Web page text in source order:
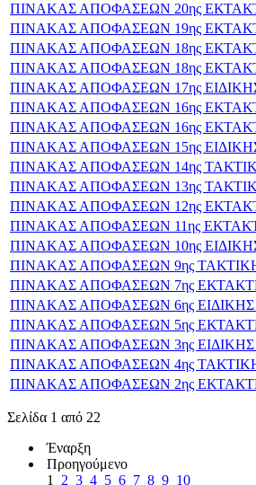
ΠΙΝΑΚΑΣ ΑΠΟΦΑΣΕΩΝ 20ης
ΠΙΝΑΚΑΣ ΑΠΟΦΑΣΕΩΝ 19ης
ΠΙΝΑΚΑΣ ΑΠΟΦΑΣΕΩΝ 18ης
ΠΙΝΑΚΑΣ ΑΠΟΦΑΣΕΩΝ 18ης
ΠΙΝΑΚΑΣ ΑΠΟΦΑΣΕΩΝ 17ης
ΠΙΝΑΚΑΣ ΑΠΟΦΑΣΕΩΝ 16ης
ΠΙΝΑΚΑΣ ΑΠΟΦΑΣΕΩΝ 16ης
ΠΙΝΑΚΑΣ ΑΠΟΦΑΣΕΩΝ 15ης
ΠΙΝΑΚΑΣ ΑΠΟΦΑΣΕΩΝ 14ης
ΠΙΝΑΚΑΣ ΑΠΟΦΑΣΕΩΝ 13ης
ΠΙΝΑΚΑΣ ΑΠΟΦΑΣΕΩΝ 12ης
ΠΙΝΑΚΑΣ ΑΠΟΦΑΣΕΩΝ 11ης
ΠΙΝΑΚΑΣ ΑΠΟΦΑΣΕΩΝ 10ης
ΠΙΝΑΚΑΣ ΑΠΟΦΑΣΕΩΝ 9ης
ΠΙΝΑΚΑΣ ΑΠΟΦΑΣΕΩΝ 7ης
ΠΙΝΑΚΑΣ ΑΠΟΦΑΣΕΩΝ 6ης ΕΙΔΙΚΗΣ
ΠΙΝΑΚΑΣ ΑΠΟΦΑΣΕΩΝ 5ης
ΠΙΝΑΚΑΣ ΑΠΟΦΑΣΕΩΝ 3ης ΕΙΔΙΚΗΣ
ΠΙΝΑΚΑΣ ΑΠΟΦΑΣΕΩΝ 4ης
ΠΙΝΑΚΑΣ ΑΠΟΦΑΣΕΩΝ 2ης
Σελίδα 1 από 22
Έναρξη
Προηγούμενο
1 2 3 4 5 6 7 8 9 10